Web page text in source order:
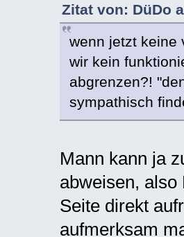
Zitat von: DüDo
wenn jetzt keine
wir kein
abgrenzen?!
sympathisch
Mann kann ja
abweisen, also
Seite direkt
aufmerksam